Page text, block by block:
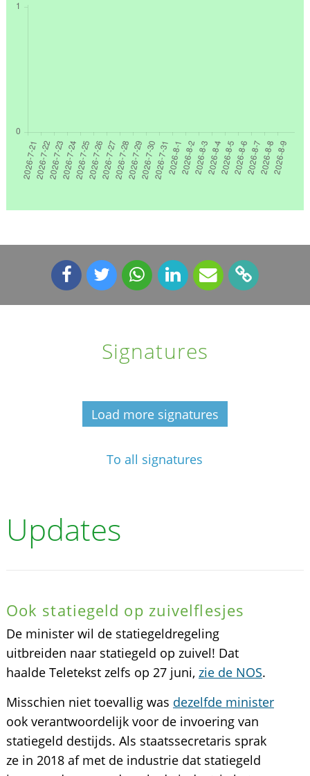
Signatures
Load more signatures
To all signatures
Updates
Ook statiegeld op zuivelflesjes
De minister wil de statiegeldregeling
uitbreiden naar statiegeld op zuivel! Dat
haalde Teletekst zelfs op 27 juni, zie de NOS.
Misschien niet toevallig was dezelfde minister
ook verantwoordelijk voor de invoering van
statiegeld destijds. Als staatssecretaris sprak
ze in 2018 af met de industrie dat statiegeld